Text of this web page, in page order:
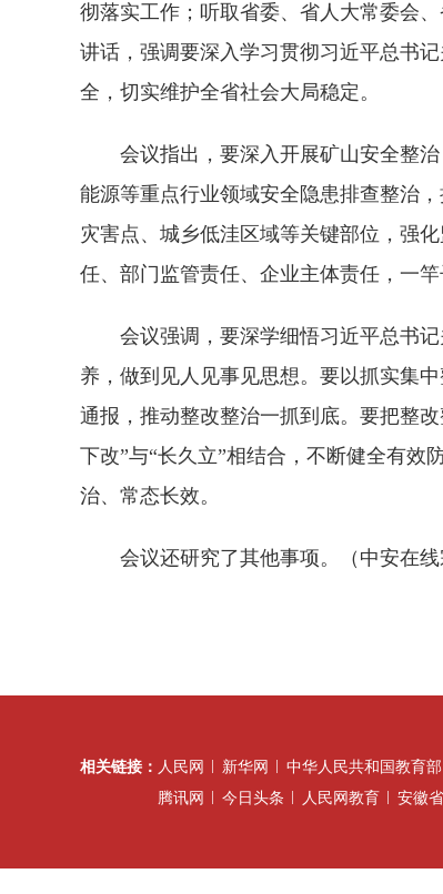
彻落实工作；听取省委、省人大常委会
讲话，强调要深入学习贯彻习近平总书
全，切实维护全省社会大局稳定。
会议指出，要深入开展矿山安全整治
能源等重点行业领域安全隐患排查整治
灾害点、城乡低洼区域等关键部位，强
任、部门监管责任、企业主体责任，一
会议强调，要深学细悟习近平总书记
养，做到见人见事见思想。要以抓实集
通报，推动整改整治一抓到底。要把整
下改”与“长久立”相结合，不断健全有
治、常态长效。
会议还研究了其他事项。（中安在线
相关链接： 人民网 新华网 中华人民共和国教育部
腾讯网
今日头条 人民网教育 安徽